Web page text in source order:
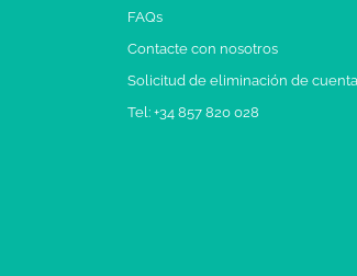
FAQs
Contacte con nosotros
Solicitud de eliminación de cuenta
Tel: +34 857 820 028